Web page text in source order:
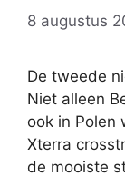
8 augustus
De tweede
Niet alleen
ook in Polen
Xterra
de mooiste